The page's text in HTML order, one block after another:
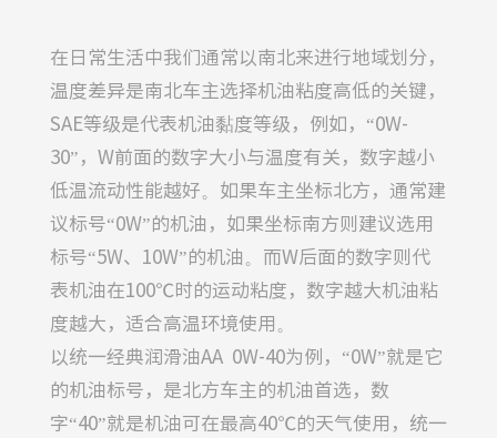
在日常生活中我们通常以南北来进行地域划分，
温度差异是南北车主选择机油粘度高低的关键，
SAE等级是代表机油黏度等级，例如，“0W-
30”，W前面的数字大小与温度有关，数字越小
低温流动性能越好。如果车主坐标北方，通常建
议标号“0W”的机油，如果坐标南方则建议选用
标号“5W、10W”的机油。而W后面的数字则代
表机油在100℃时的运动粘度，数字越大机油粘
度越大，适合高温环境使用。
以统一经典润滑油AA 0W-40为例，“0W”就是它
的机油标号，是北方车主的机油首选，数
字“40”就是机油可在最高40℃的天气使用，统一